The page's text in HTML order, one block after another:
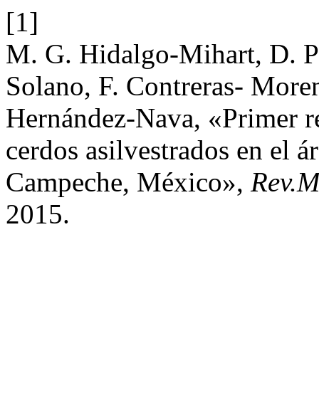
[1]
M. G. Hidalgo-Mihart, D.
Solano, F. Contreras-
Hernández-Nava, «Primer
cerdos asilvestrados en el
Campeche, México»,
2015.